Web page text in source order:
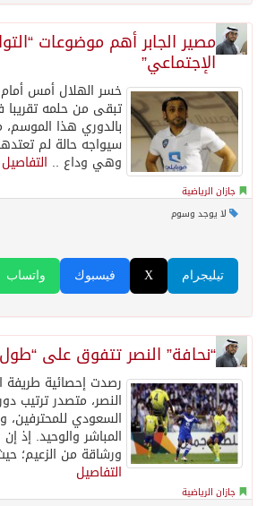
مصير الجابر أهم موضوعات
الإجتماعي”
خسر الهلال أمس
تبقى من حلمه تقريبا
بالدوري هذا الموسم،
سيواجه حالة لم
وهي وداع .. التفاصيل
جازان الرياضية
لا يوجد وسوم
واتساب فيسبوك X تيليجرام
“نحافة” النصر تتفوق على
رصدت إحصائية طريفة
النصر، متصدر ترتيب
السعودي للمحترفين،
المباشر والوحيد. إذ
ورشاقة من الزعيم؛
التفاصيل
جازان الرياضية